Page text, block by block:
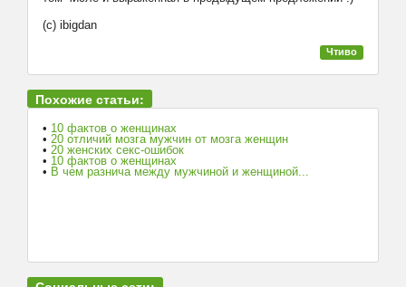
(с) ibigdan
Чтиво
Похожие статьи:
• 10 фактов о женщинах
• 20 отличий мозга мужчин от мозга женщин
• 20 женских секс-ошибок
• 10 фактов о женщинах
• В чем разнича между мужчиной и женщиной...